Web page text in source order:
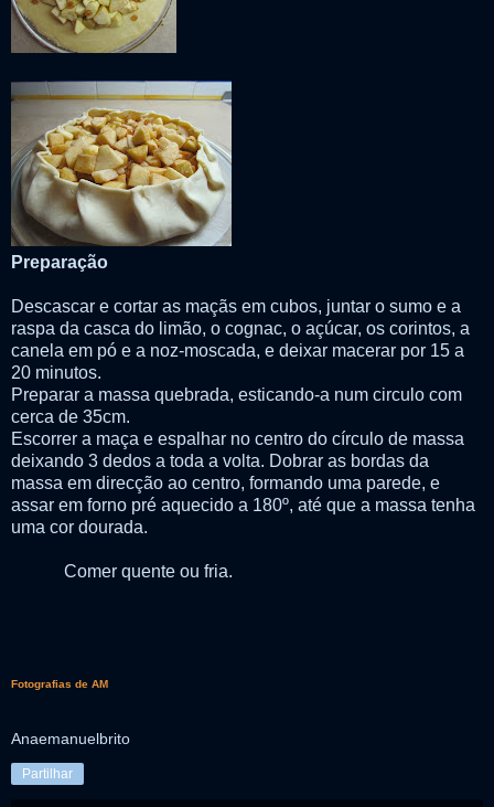
Preparação
Descascar e cortar as maçãs em cubos, juntar o sumo e a
raspa da casca do limão, o cognac, o açúcar, os corintos, a
canela em pó e a noz-moscada, e deixar macerar por 15 a
20 minutos.
Preparar a massa quebrada, esticando-a num circulo com
cerca de 35cm.
Escorrer a maça e espalhar no centro do círculo de massa
deixando 3 dedos a toda a volta. Dobrar as bordas da
massa em direcção ao centro, formando uma parede, e
assar em forno pré aquecido a 180º, até que a massa tenha
uma cor dourada.
Comer quente ou fria.
Fotografias de AM
Anaemanuelbrito
Partilhar